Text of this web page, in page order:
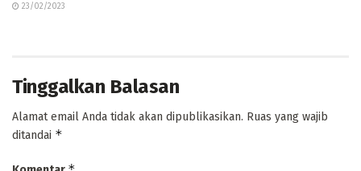
23/02/2023
Tinggalkan Balasan
Alamat email Anda tidak akan dipublikasikan. Ruas yang wajib
ditandai *